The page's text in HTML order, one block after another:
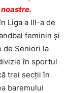
Liga a III-a de
feminin şi
de Seniori la
în sportul
trei secţii în
baremului